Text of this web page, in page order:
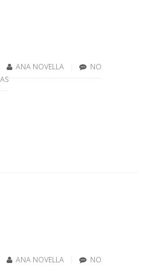
ANA NOVELLA
NO
ANA NOVELLA
NO